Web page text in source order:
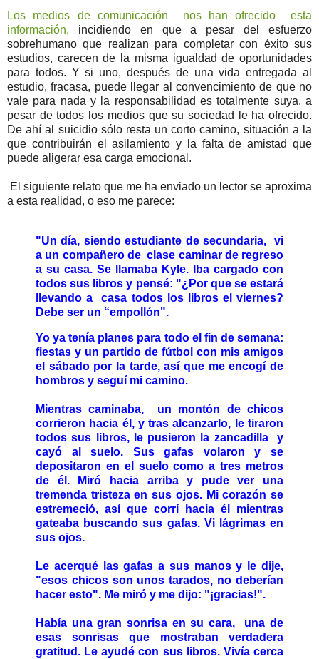
Los medios de comunicación nos han ofrecido esta
información, incidiendo en que a pesar del esfuerzo
sobrehumano que realizan para completar con éxito sus
estudios, carecen de la misma igualdad de oportunidades
para todos. Y si uno, después de una vida entregada al
estudio, fracasa, puede llegar al convencimiento de que no
vale para nada y la responsabilidad es totalmente suya, a
pesar de todos los medios que su sociedad le ha ofrecido.
De ahí al suicidio sólo resta un corto camino, situación a la
que contribuirán el asilamiento y la falta de amistad que
puede aligerar esa carga emocional.
El siguiente relato que me ha enviado un lector se aproxima
a esta realidad, o eso me parece:
"Un día, siendo estudiante de secundaria, vi
a un compañero de clase caminar de regreso
a su casa. Se llamaba Kyle. Iba cargado con
todos sus libros y pensé: "¿Por que se estará
llevando a casa todos los libros el viernes?
Debe ser un “empollón".
Yo ya tenía planes para todo el fin de semana:
fiestas y un partido de fútbol con mis amigos
el sábado por la tarde, así que me encogí de
hombros y seguí mi camino.
Mientras caminaba, un montón de chicos
corrieron hacia él, y tras alcanzarlo, le tiraron
todos sus libros, le pusieron la zancadilla y
cayó al suelo. Sus gafas volaron y se
depositaron en el suelo como a tres metros
de él. Miró hacia arriba y pude ver una
tremenda tristeza en sus ojos. Mi corazón se
estremeció, así que corrí hacia él mientras
gateaba buscando sus gafas. Vi lágrimas en
sus ojos.
Le acerqué las gafas a sus manos y le dije,
"esos chicos son unos tarados, no deberían
hacer esto". Me miró y me dijo: "¡gracias!".
Había una gran sonrisa en su cara, una de
esas sonrisas que mostraban verdadera
gratitud. Le ayudé con sus libros. Vivía cerca